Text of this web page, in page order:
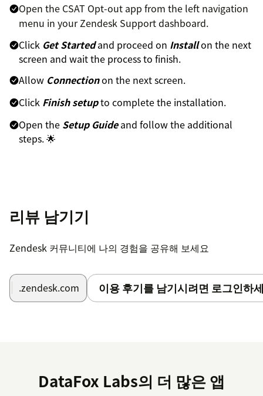
Open the CSAT Opt-out app from the left navigation
menu in your Zendesk Support dashboard.
Click Get Startedand proceed on Installon the next
screen and wait the process to finish.
Allow Connectionon the next screen.
Click Finish setupto complete the installation.
Open the Setup Guideand follow the additional
steps. 🌟
리뷰 남기기
Zendesk 커뮤니티에 나의 경험을 공유해 보세요
.zendesk.com 이용 후기를 남기시려면 로그인하
DataFox Labs의 더 많은 앱